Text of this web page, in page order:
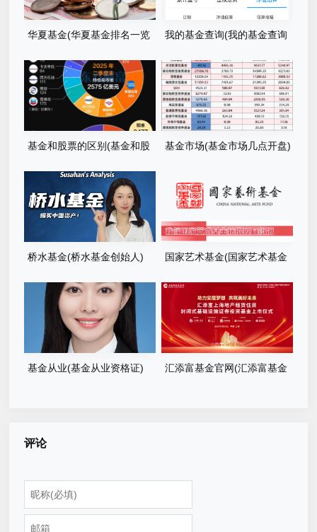
华夏基金(华夏基金排名一览
表)
我的基金查询(我的基金查询
123基金网)
基金和股票的区别(基金和股
票的区别是什么)
基金市场(基金市场几点开盘)
桥水基金(桥水基金创始人)
国家艺术基金(国家艺术基金
申报指南)
基金从业(基金从业资格证)
汇添富基金官网(汇添富基金
评论